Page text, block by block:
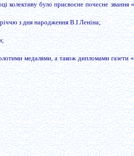
колективу було присвоєне почесне
з дня народження В.І Леніна;
медалями, а також дипломами газети «